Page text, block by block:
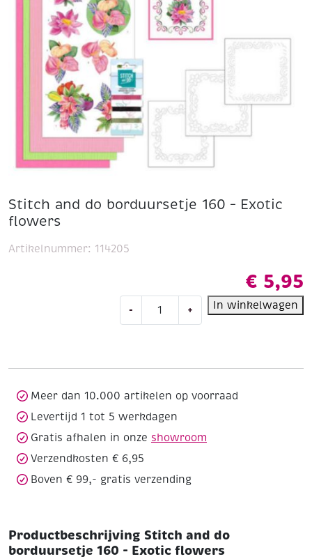
Stitch and do borduursetje 160 – Exotic
flowers
€ 5,95
-
Exotic
+ In winkelwagen
Artikelnummer: 114205
Meer dan 10.000 artikelen op voorraad
Levertijd 1 tot 5 werkdagen
Gratis afhalen in onze showroom
Verzendkosten € 6,95
Boven € 99,- gratis verzending
Productbeschrijving Stitch and do
borduursetje 160 - Exotic flowers